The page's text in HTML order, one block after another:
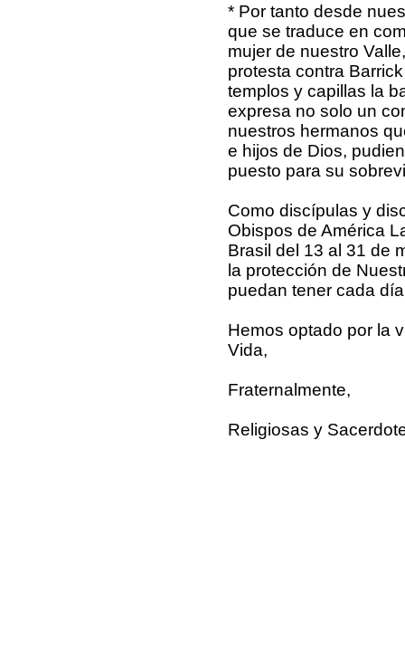
* Por tanto desde
que se traduce en
mujer de nuestro
protesta contra
templos y capillas la
expresa no solo un
nuestros hermanos
e hijos de Dios,
puesto para su
Como discípulas y
Obispos de América
Brasil del 13 al 31 de
la protección de
puedan tener cada
Hemos optado por la
Vida,
Fraternalmente,
Religiosas y